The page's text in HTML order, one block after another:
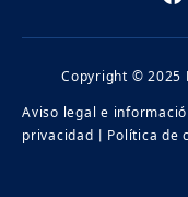
Copyright © 2025
Aviso legal e
privacidad
Política de